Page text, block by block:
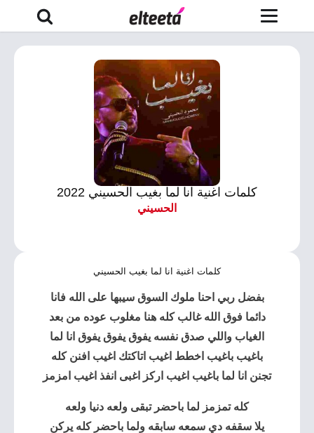
كلمات اغنية انا لما بغيب الحسيني 2022
الحسيني
كلمات اغنية انا لما بغيب الحسيني
بفضل ربي احنا ملوك السوق سيبها على الله فانا
دائما فوق الله غالب كله هنا مغلوب عوده من بعد
الغياب واللي صدق نفسه يفوق يفوق يفوق انا لما
باغيب باغيب اخطط اغيب اتاكتك اغيب افنن كله
تجنن انا لما باغيب اغيب اركز اغبى انفذ اغيب امزمز
كله تمزمز لما باحضر تبقى ولعه دنيا ولعه
يلا سقفه دي سمعه سابقه ولما باحضر كله يركن